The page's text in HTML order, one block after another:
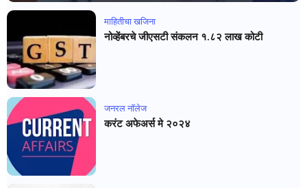
माहितीचा खजिना
नोव्हेंबरचे जीएसटी संकलन १.८२ लाख कोटी
जनरल नाॅलेज
करंट अफेअर्स मे २०२४